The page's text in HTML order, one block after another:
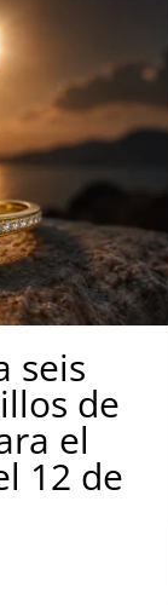
seis
de
el
12 de